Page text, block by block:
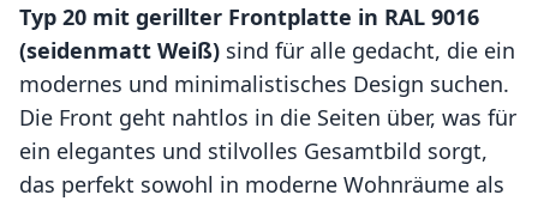
Typ 20 mit gerillter Frontplatte in RAL 9016
(seidenmatt Weiß) sind für alle gedacht, die ein
modernes und minimalistisches Design suchen.
Die Front geht nahtlos in die Seiten über, was für
ein elegantes und stilvolles Gesamtbild sorgt,
das perfekt sowohl in moderne Wohnräume als